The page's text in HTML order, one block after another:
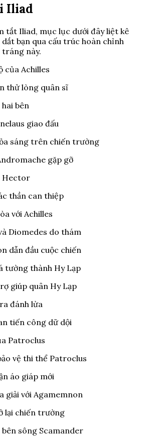
Iliad
tắt Iliad, mục lục dưới đây liệt kê
bạn qua cấu trúc hoàn chỉnh
tráng này.
của Achilles
thử lòng quân sĩ
bên
giao đấu
sáng trên chiến trường
gặp gỡ
Hector
thần can thiệp
với Achilles
Diomedes do thám
dẫn đầu cuộc chiến
tường thành Hy Lạp
giúp quân Hy Lạp
đánh lừa
tiến công dữ dội
Patroclus
vệ thi thể Patroclus
áo giáp mới
giải với Agamemnon
lại chiến trường
bên sông Scamander